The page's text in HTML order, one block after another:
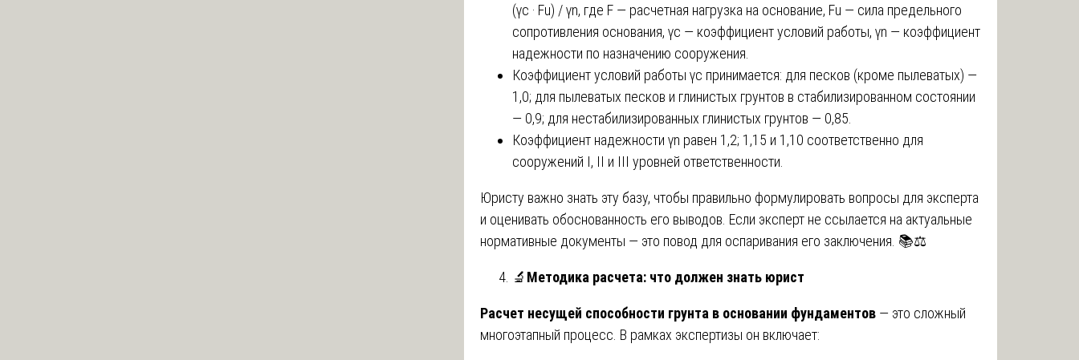
(γc · Fu) / γn, где F — расчетная нагрузка на основание, Fu — сила предельного
сопротивления основания, γc — коэффициент условий работы, γn — коэффициент
надежности по назначению сооружения.
Коэффициент условий работы γc принимается: для песков (кроме пылеватых) —
1,0; для пылеватых песков и глинистых грунтов в стабилизированном состоянии
— 0,9; для нестабилизированных глинистых грунтов — 0,85.
Коэффициент надежности γn равен 1,2; 1,15 и 1,10 соответственно для
сооружений I, II и III уровней ответственности.
Юристу важно знать эту базу, чтобы правильно формулировать вопросы для эксперта
и оценивать обоснованность его выводов. Если эксперт не ссылается на актуальные
нормативные документы — это повод для оспаривания его заключения. 📚⚖️
🔬 Методика расчета: что должен знать юрист
Расчет несущей способности грунта в основании фундаментов — это сложный
многоэтапный процесс. В рамках экспертизы он включает: